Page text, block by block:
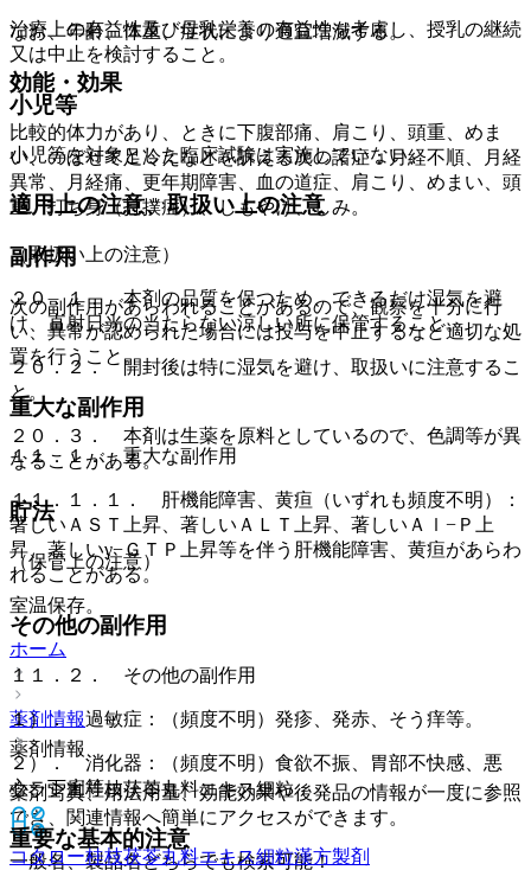
治療上の有益性及び母乳栄養の有益性を考慮し、授乳の継続
又は中止を検討すること。
小児等
小児等を対象とした臨床試験は実施していない。
適用上の注意、取扱い上の注意
（取扱い上の注意）
２０．１． 本剤の品質を保つため、できるだけ湿気を避
け、直射日光の当たらない涼しい所に保管すること。
２０．２． 開封後は特に湿気を避け、取扱いに注意するこ
と。
２０．３． 本剤は生薬を原料としているので、色調等が異
なることがある。
貯法
（保管上の注意）
室温保存。
ホーム
薬剤情報
クラシエ桂枝茯苓丸料エキス細粒
コタロー桂枝茯苓丸料エキス細粒漢方製剤
なお、年齢、体重、症状により適宜増減する。
効能・効果
比較的体力があり、ときに下腹部痛、肩こり、頭重、めま
い、のぼせて足冷えなどを訴える次の諸症：月経不順、月経
異常、月経痛、更年期障害、血の道症、肩こり、めまい、頭
重、打ち身（打撲症）、しもやけ、しみ。
副作用
次の副作用があらわれることがあるので、観察を十分に行
い、異常が認められた場合には投与を中止するなど適切な処
置を行うこと。
重大な副作用
１１．１． 重大な副作用
１１．１．１． 肝機能障害、黄疸（いずれも頻度不明）：
著しいＡＳＴ上昇、著しいＡＬＴ上昇、著しいＡｌ−Ｐ上
昇、著しいγ−ＧＴＰ上昇等を伴う肝機能障害、黄疸があらわ
れることがある。
その他の副作用
１１．２． その他の副作用
１）． 過敏症：（頻度不明）発疹、発赤、そう痒等。
２）． 消化器：（頻度不明）食欲不振、胃部不快感、悪
心、下痢等。
重要な基本的注意
薬剤情報
薬剤写真、用法用量、効能効果や後発品の情報が一度に参照
でき、関連情報へ簡単にアクセスができます。
一般名、製品名どちらでも検索可能！